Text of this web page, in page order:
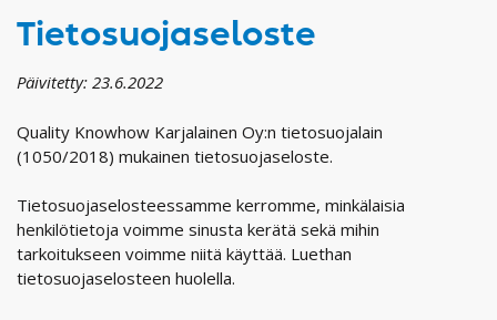
Tietosuojaseloste
Päivitetty: 23.6.2022
Quality Knowhow Karjalainen Oy:n tietosuojalain
(1050/2018) mukainen tietosuojaseloste.
Tietosuojaselosteessamme kerromme, minkälaisia
henkilötietoja voimme sinusta kerätä sekä mihin
tarkoitukseen voimme niitä käyttää. Luethan
tietosuojaselosteen huolella.